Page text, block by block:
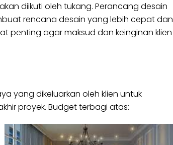
diikuti oleh tukang. Perancang desain
rencana desain yang lebih cepat dan
penting agar maksud dan keinginan klien
yang dikeluarkan oleh klien untuk
proyek. Budget terbagi atas: